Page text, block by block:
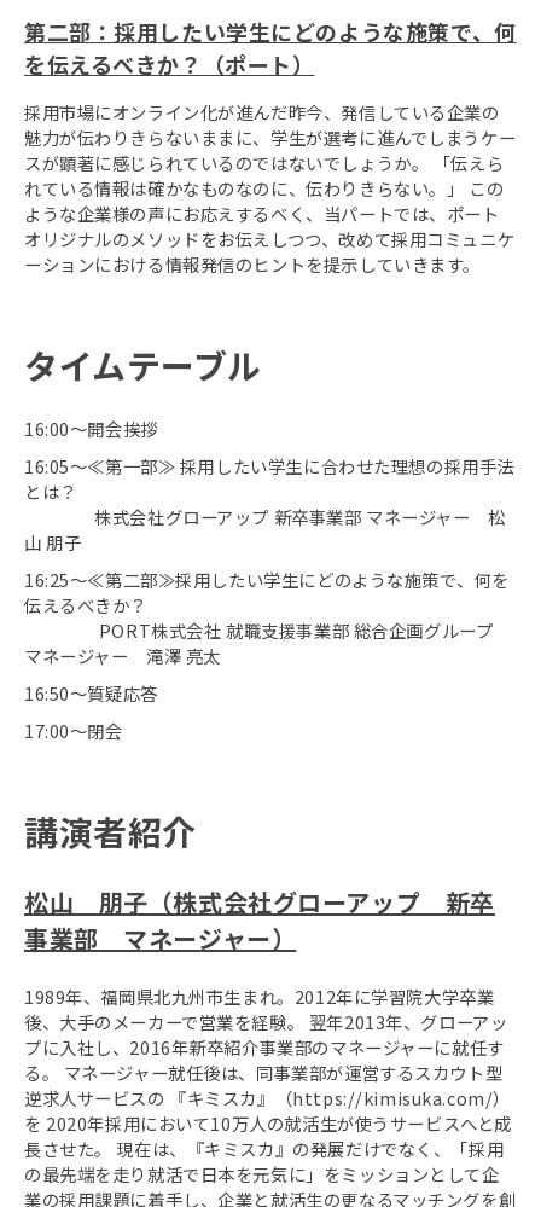
第二部：採用したい学生にどのような施策で、何
を伝えるべきか？（ポート）
採用市場にオンライン化が進んだ昨今、発信している企業の
魅力が伝わりきらないままに、学生が選考に進んでしまうケー
スが顕著に感じられているのではないでしょうか。 「伝えら
れている情報は確かなものなのに、伝わりきらない。」 この
ような企業様の声にお応えするべく、当パートでは、ポート
オリジナルのメソッドをお伝えしつつ、改めて採用コミュニケ
ーションにおける情報発信のヒントを提示していきます。
タイムテーブル
16:00～開会挨拶
16:05～≪第一部≫ 採用したい学生に合わせた理想の採用手法
とは？
株式会社グローアップ 新卒事業部 マネージャー 松
山 朋子
16:25～≪第二部≫採用したい学生にどのような施策で、何を
伝えるべきか？
PORT株式会社 就職支援事業部 総合企画グループ
マネージャー 滝澤 亮太
16:50～質疑応答
17:00～閉会
講演者紹介
松山 朋子（株式会社グローアップ 新卒
事業部 マネージャー）
1989年、福岡県北九州市生まれ。2012年に学習院大学卒業
後、大手のメーカーで営業を経験。 翌年2013年、グローアッ
プに入社し、2016年新卒紹介事業部のマネージャーに就任す
る。 マネージャー就任後は、同事業部が運営するスカウト型
逆求人サービスの 『キミスカ』（https://kimisuka.com/）
を 2020年採用において10万人の就活生が使うサービスへと成
長させた。 現在は、『キミスカ』の発展だけでなく、「採用
の最先端を走り就活で日本を元気に」をミッションとして企
業の採用課題に着手し、企業と就活生の更なるマッチングを創